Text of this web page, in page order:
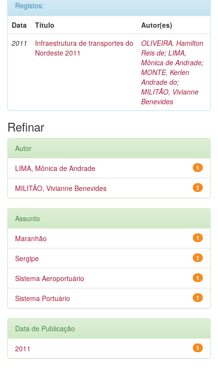
Registos:
Data
Título
Autor(es)
2011
Infraestrutura de transportes do
Nordeste 2011
OLIVEIRA, Hamilton
Reis de; LIMA,
Mônica de Andrade;
MONTE, Kerlen
Andrade do;
MILITÃO, Vivianne
Benevides
Refinar
Autor
1
LIMA, Mônica de Andrade
1
MILITÃO, Vivianne Benevides
Assunto
1
Maranhão
1
Sergipe
1
Sistema Aeroportuário
1
Sistema Portuário
Data de Publicação
1
2011